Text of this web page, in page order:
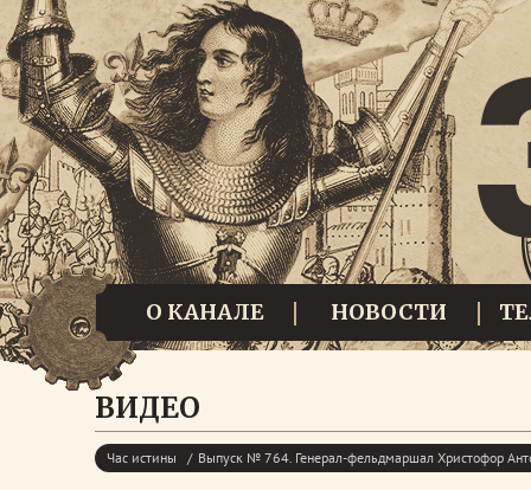
О КАНАЛЕ НОВОСТИ
ВИДЕО
Час истины Выпуск № 764. Генерал-фельдмаршал Христофор